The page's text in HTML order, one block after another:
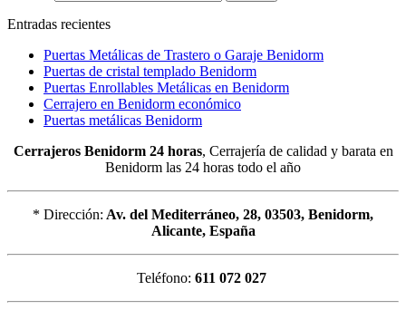
Entradas recientes
Puertas Metálicas de Trastero o Garaje Benidorm
Puertas de cristal templado Benidorm
Puertas Enrollables Metálicas en Benidorm
Cerrajero en Benidorm económico
Puertas metálicas Benidorm
Cerrajeros Benidorm 24 horas, Cerrajería de calidad y barata en
Benidorm las 24 horas todo el año
* Dirección: Av. del Mediterráneo, 28, 03503, Benidorm,
Alicante, España
Teléfono: 611 072 027